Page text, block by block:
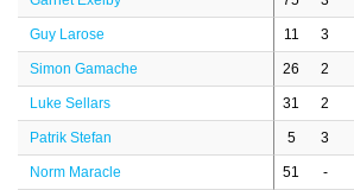
Guy Larose 11 3
Simon Gamache 26 2
Luke Sellars 31 2
Patrik Stefan 5 3
Norm Maracle 51 -